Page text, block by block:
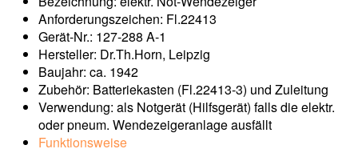
Anforderungszeichen: Fl.22413
Gerät-Nr.: 127-288 A-1
Hersteller: Dr.Th.Horn, Leipzig
Baujahr: ca. 1942
Zubehör: Batteriekasten (Fl.22413-3) und Zuleitung
Verwendung: als Notgerät (Hilfsgerät) falls die elektr.
oder pneum. Wendezeigeranlage ausfällt
Funktionsweise